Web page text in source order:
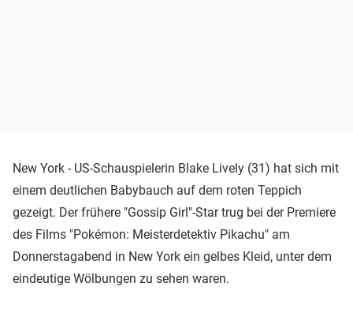
New York - US-Schauspielerin Blake Lively (31) hat sich mit
einem deutlichen Babybauch auf dem roten Teppich
gezeigt. Der frühere "Gossip Girl"-Star trug bei der Premiere
des Films "Pokémon: Meisterdetektiv Pikachu" am
Donnerstagabend in New York ein gelbes Kleid, unter dem
eindeutige Wölbungen zu sehen waren.